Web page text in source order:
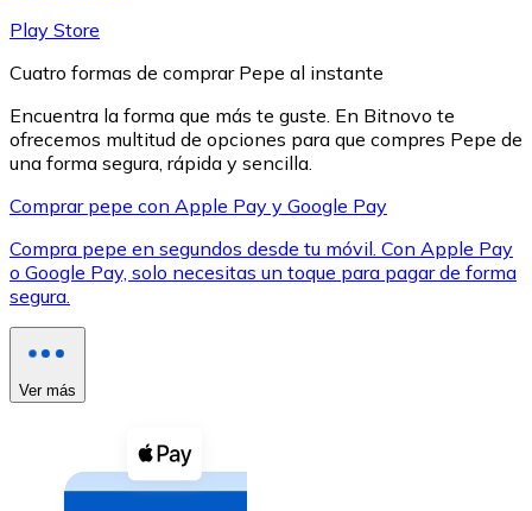
XRP
XRP
Ver todo
Compra criptomonedas con efectivo en tu tienda más
Play Store
Cuatro formas de comprar Pepe al instante
Encuentra la forma que más te guste. En Bitnovo te
ofrecemos multitud de opciones para que compres Pepe de
una forma segura, rápida y sencilla.
Comprar pepe con Apple Pay y Google Pay
Compra pepe en segundos desde tu móvil. Con Apple Pay
o Google Pay, solo necesitas un toque para pagar de forma
segura.
Ver más